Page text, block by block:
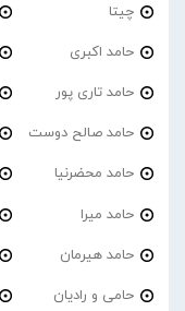
چیتا
حامد اکبری
حامد تاری پور
حامد صالح دوست
حامد محضرنیا
حامد میرا
حامد هیرمان
حامی و رادیان